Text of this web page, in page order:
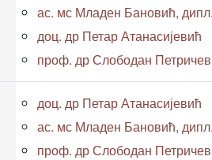
ас. мс Младен Бановић,
доц. др Петар Атанасијевић
проф. др Слободан
доц. др Петар Атанасијевић
ас. мс Младен Бановић,
проф. др Слободан